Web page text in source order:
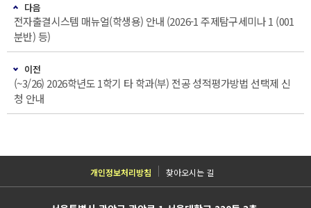
다음
전자출결시스템 매뉴얼(학생용) 안내 (2026-1 주제탐구세미나 1 (001
분반) 등)
이전
(~3/26) 2026학년도 1학기 타 학과(부) 전공 성적평가방법 선택제 신
청 안내
개인정보처리방침 찾아오시는 길